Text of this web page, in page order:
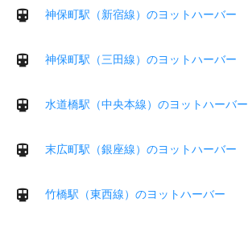
神保町駅（新宿線）のヨットハーバー
神保町駅（三田線）のヨットハーバー
水道橋駅（中央本線）のヨットハーバー
末広町駅（銀座線）のヨットハーバー
竹橋駅（東西線）のヨットハーバー